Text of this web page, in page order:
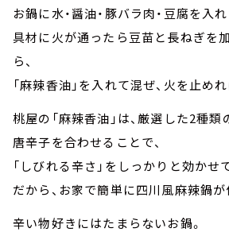
お鍋に水・醤油・豚バラ肉・豆腐を入
具材に火が通ったら豆苗と長ねぎを
ら、
「麻辣香油」を入れて混ぜ、火を止め
桃屋の「麻辣香油」は、厳選した2種類
唐辛子を合わせることで、
「しびれる辛さ」をしっかりと効かせ
だから、お家で簡単に四川風麻辣鍋が
辛い物好きにはたまらないお鍋。